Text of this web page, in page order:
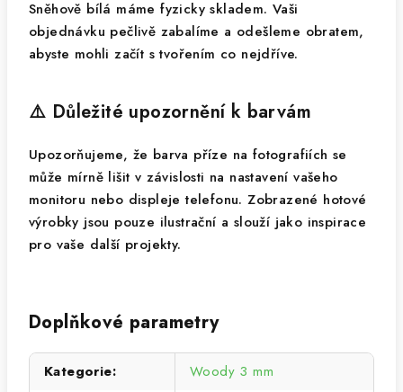
Sněhově bílá máme fyzicky skladem. Vaši
objednávku pečlivě zabalíme a odešleme obratem,
abyste mohli začít s tvořením co nejdříve.
⚠️ Důležité upozornění k barvám
Upozorňujeme, že barva příze na fotografiích se
může mírně lišit v závislosti na nastavení vašeho
monitoru nebo displeje telefonu. Zobrazené hotové
výrobky jsou pouze ilustrační a slouží jako inspirace
pro vaše další projekty.
Doplňkové parametry
Kategorie:
Woody 3 mm